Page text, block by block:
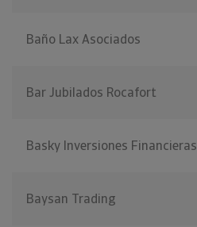
Baño Lax Asociados
Bar Jubilados Rocafort
Basky Inversiones Financieras
Baysan Trading